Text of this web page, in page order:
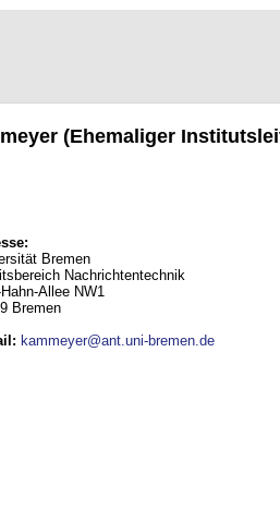
(Ehemaliger
Bremen
Nachrichtentechnik
Allee NW1
Bremen
: kammeyer@ant.uni-bremen.de